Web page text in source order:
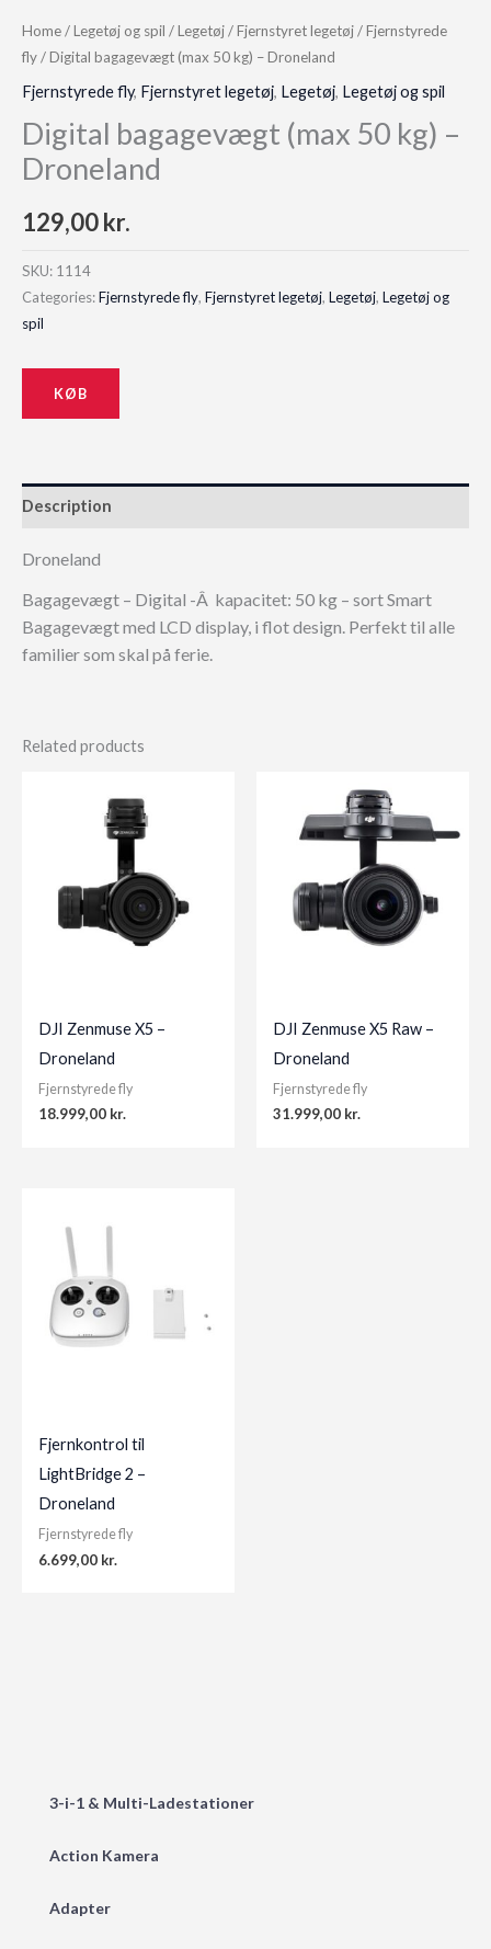
3-i-1 & Multi-Ladestationer
Action Kamera
Adapter
Home/Legetøj og spil /Legetøj/Fjernstyret legetøj/Fjernstyrede
fly/ Digital bagagevægt (max 50 kg) – Droneland
Fjernstyrede fly, Fjernstyret legetøj, Legetøj, Legetøj og spil
Digital bagagevægt (max 50 kg) –
Droneland
129,00kr.
SKU: 1114
Categories:Fjernstyrede fly, Fjernstyret legetøj, Legetøj, Legetøj og
spil
KØB
Description
Droneland
Bagagevægt – Digital -Â kapacitet: 50 kg – sort Smart
Bagagevægt med LCD display, i flot design. Perfekt til alle
familier som skal på ferie.
Related products
DJI Zenmuse X5 –
Droneland
Fjernstyrede fly
18.999,00 kr.
DJI Zenmuse X5 Raw –
Droneland
Fjernstyrede fly
31.999,00 kr.
Fjernkontrol til
LightBridge 2 –
Droneland
Fjernstyrede fly
6.699,00 kr.